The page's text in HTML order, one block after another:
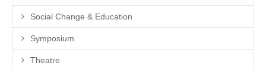
Social Change & Education
Symposium
Theatre